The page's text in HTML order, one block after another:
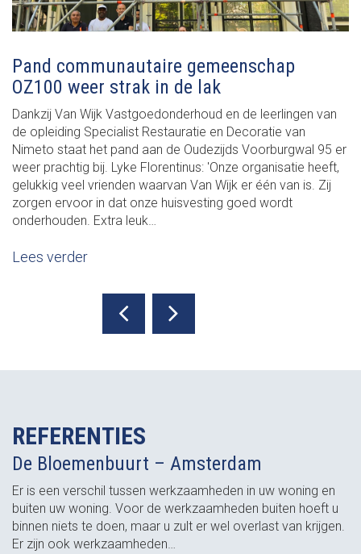
Pand communautaire gemeenschap
OZ100 weer strak in de lak
Dankzij Van Wijk Vastgoedonderhoud en de leerlingen van
de opleiding Specialist Restauratie en Decoratie van
Nimeto staat het pand aan de Oudezijds Voorburgwal 95 er
weer prachtig bij. Lyke Florentinus: 'Onze organisatie heeft,
gelukkig veel vrienden waarvan Van Wijk er één van is. Zij
zorgen ervoor in dat onze huisvesting goed wordt
onderhouden. Extra leuk…
Lees verder
REFERENTIES
De Bloemenbuurt – Amsterdam
Er is een verschil tussen werkzaamheden in uw woning en
buiten uw woning. Voor de werkzaamheden buiten hoeft u
binnen niets te doen, maar u zult er wel overlast van krijgen.
Er zijn ook werkzaamheden…